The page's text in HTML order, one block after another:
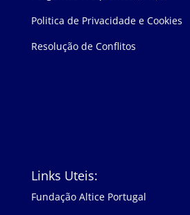
Politica de Privacidade e Cookies
Resolução de Conflitos
Links Uteis:
Fundação Altice Portugal